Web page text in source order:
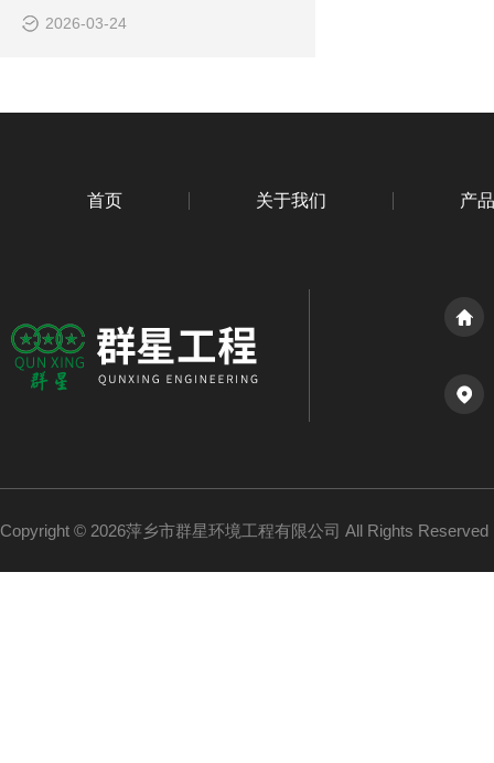
2026-03-24
首页 关于我们 产
Copyright © 2026萍乡市群星环境工程有限公司 All Rights